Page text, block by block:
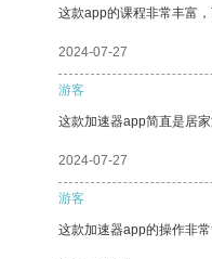
这款app的课程非常丰富
2024-07-27
游客
这款加速器app简直是居
2024-07-27
游客
这款加速器app的操作非